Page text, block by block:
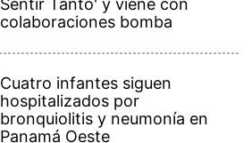
Sentir Tanto' y viene con
colaboraciones bomba
Cuatro infantes siguen
hospitalizados por
bronquiolitis y neumonía en
Panamá Oeste